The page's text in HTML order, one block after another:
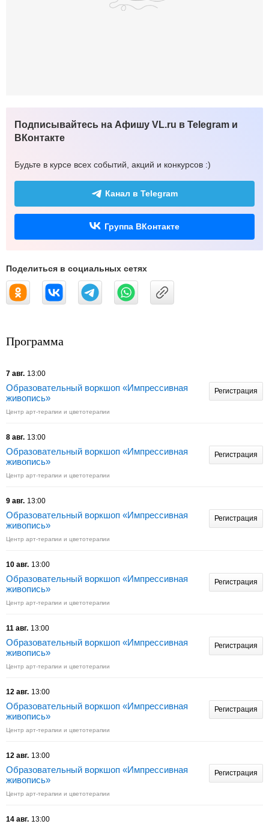
Подписывайтесь на Афишу VL.ru в Telegram и
ВКонтакте
Будьте в курсе всех событий, акций и конкурсов :)
Канал в Telegram
Группа ВКонтакте
Поделиться в социальных сетях
Программа
7 авг. 13:00
Образовательный воркшоп «Импрессивная
живопись»
Центр арт-терапии и цветотерапии
Регистрация
8 авг. 13:00
Образовательный воркшоп «Импрессивная
живопись»
Центр арт-терапии и цветотерапии
Регистрация
9 авг. 13:00
Образовательный воркшоп «Импрессивная
живопись»
Центр арт-терапии и цветотерапии
Регистрация
10 авг. 13:00
Образовательный воркшоп «Импрессивная
живопись»
Центр арт-терапии и цветотерапии
Регистрация
11 авг. 13:00
Образовательный воркшоп «Импрессивная
живопись»
Центр арт-терапии и цветотерапии
Регистрация
12 авг. 13:00
Образовательный воркшоп «Импрессивная
живопись»
Центр арт-терапии и цветотерапии
Регистрация
12 авг. 13:00
Образовательный воркшоп «Импрессивная
живопись»
Центр арт-терапии и цветотерапии
Регистрация
14 авг. 13:00